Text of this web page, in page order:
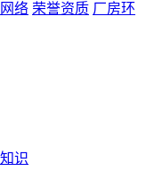
络 荣誉资质 厂房环
识